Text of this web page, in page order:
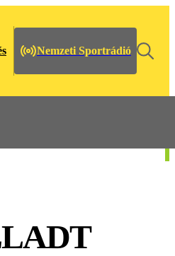
Nemzeti Sportrádió